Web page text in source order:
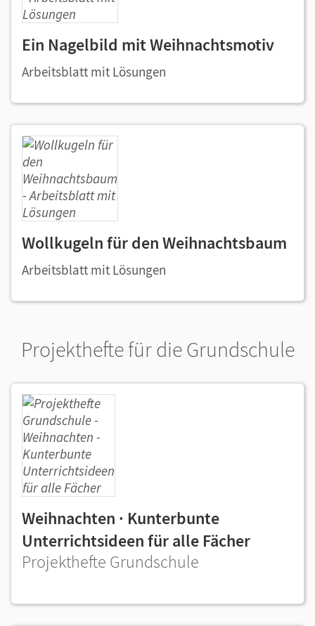
Ein Nagelbild mit Weihnachtsmotiv
Arbeitsblatt mit Lösungen
Wollkugeln für den Weihnachtsbaum
Arbeitsblatt mit Lösungen
Projekthefte für die Grundschule
Weihnachten · Kunterbunte
Unterrichtsideen für alle Fächer
Projekthefte Grundschule